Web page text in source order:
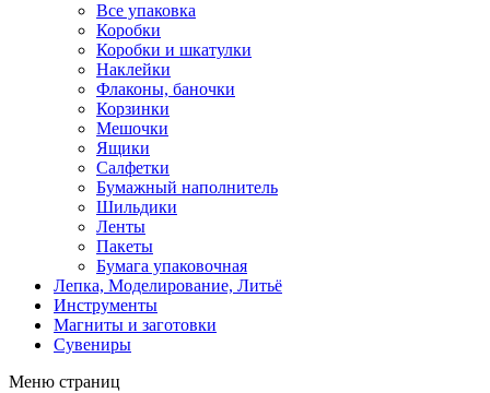
Все упаковка
Коробки
Коробки и шкатулки
Наклейки
Флаконы, баночки
Корзинки
Мешочки
Ящики
Салфетки
Бумажный наполнитель
Шильдики
Ленты
Пакеты
Бумага упаковочная
Лепка, Моделирование, Литьё
Инструменты
Магниты и заготовки
Сувениры
Меню страниц